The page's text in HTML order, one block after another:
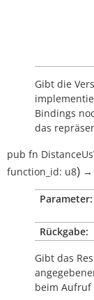
Gibt die
Bindings
das
pub fn
function_id: u8) →
Parameter:
Rückgabe:
Gibt das
beim